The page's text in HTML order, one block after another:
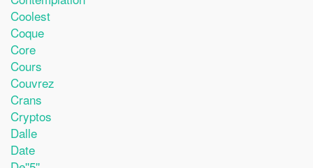
Coolest
Coque
Core
Cours
Couvrez
Crans
Cryptos
Dalle
Date